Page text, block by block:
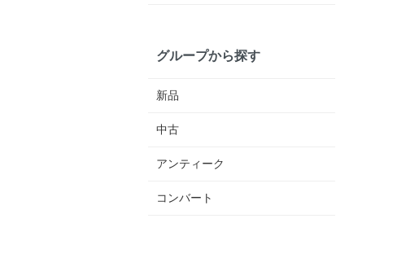
グループから探す
新品
中古
アンティーク
コンバート